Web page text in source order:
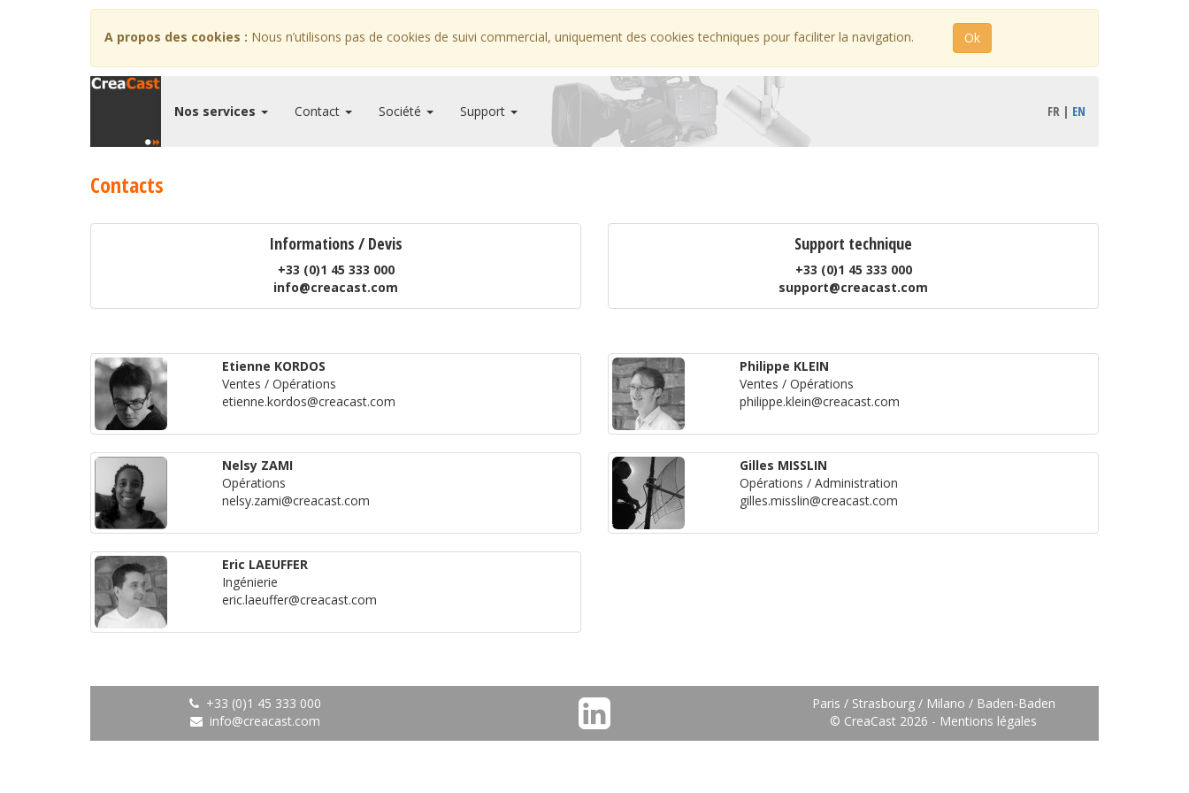
A propos des cookies : Nous n’utilisons pas de cookies de suivi commercial, uniquement des cookies techniques pour faciliter la navigation. Ok
Nos services Contact Société Support FR | EN
Contacts
Informations / Devis
+33 (0)1 45 333 000
info@creacast.com
Support technique
+33 (0)1 45 333 000
support@creacast.com
Etienne KORDOS
Ventes / Opérations
etienne.kordos@creacast.com
Philippe KLEIN
Ventes / Opérations
philippe.klein@creacast.com
Nelsy ZAMI
Opérations
nelsy.zami@creacast.com
Gilles MISSLIN
Opérations / Administration
gilles.misslin@creacast.com
Eric LAEUFFER
Ingénierie
eric.laeuffer@creacast.com
+33 (0)1 45 333 000
info@creacast.com
Paris / Strasbourg / Milano / Baden-Baden
© CreaCast 2026 - Mentions légales